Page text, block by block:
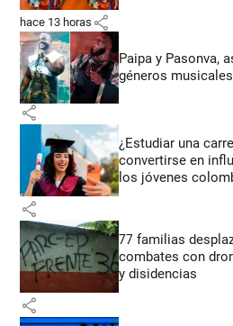
hace 13 horas share
Paipa y Pasonva,
géneros
share
¿Estudiar una
convertirse en
los jóvenes
share
77 familias
combates con
y disidencias
share